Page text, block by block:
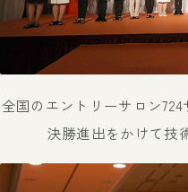
全国のエントリーサロン724
決勝進出をかけて技